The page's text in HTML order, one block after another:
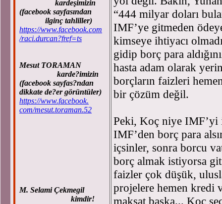
kardeşimizin
(facebook sayfasından
ilginç tahliller)
https://www.facebook.com
/raci.durcan?fref=ts
Mesut TORAMAN
karde?imizin
(facebook sayfas?ndan
dikkate de?er görüntüler)
https://www.facebook.
com/mesut.toraman.52
M. Selami Çekmegil
kimdir!
“444 milyar doları
IMF’ye gitmeden
kimseye ihtiyacı
gidip borç para
hasta adam olarak
borçların faizleri
bir çözüm değil.
Peki, Koç niye IMF’yi
IMF’den borç para
içsinler, sonra borcu
borç almak istiyorsa
faizler çok düşük,
projelere hemen kredi
maksat başka... Koç